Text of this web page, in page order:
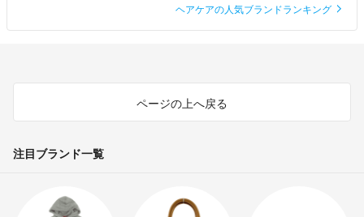
ヘアケアの人気ブランドランキング
ページの上へ戻る
注目ブランド一覧